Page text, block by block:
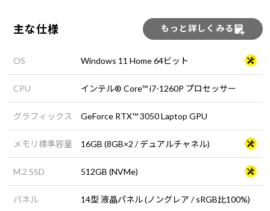
主な仕様 もっと詳しくみる
OS Windows 11 Home 64ビット
CPU インテル® Core™ i7-1260P プロセッサー
グラフィックス GeForce RTX™ 3050 Laptop GPU
メモリ標準容量 16GB (8GB×2 / デュアルチャネル)
M.2 SSD 512GB (NVMe)
パネル 14型 液晶パネル (ノングレア / sRGB比100%)